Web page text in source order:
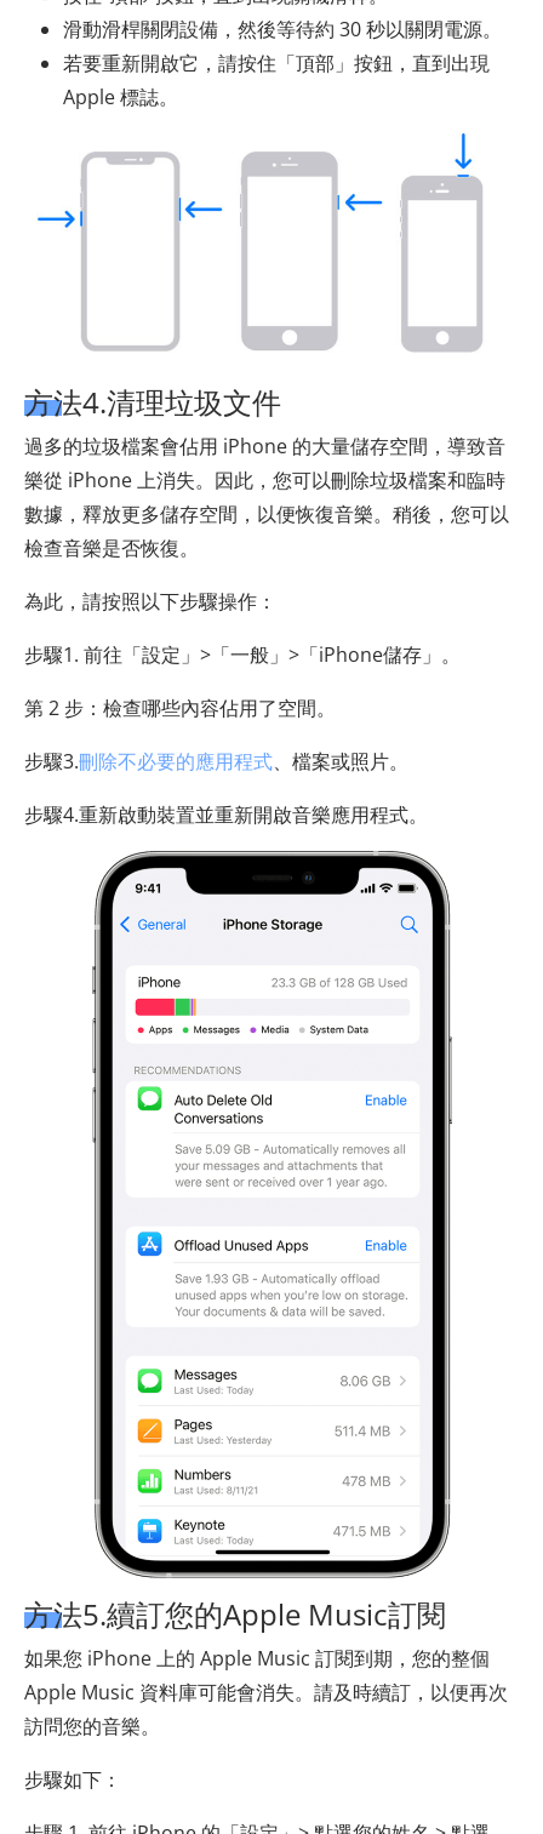
滑動滑桿關閉設備，然後等待約 30 秒以關閉電源。
若要重新開啟它，請按住「頂部」按鈕，直到出現
Apple 標誌。
方法4.清理垃圾文件
過多的垃圾檔案會佔用 iPhone 的大量儲存空間，導致音
樂從 iPhone 上消失。因此，您可以刪除垃圾檔案和臨時
數據，釋放更多儲存空間，以便恢復音樂。稍後，您可以
檢查音樂是否恢復。
為此，請按照以下步驟操作：
步驟1. 前往「設定」>「一般」>「iPhone儲存」。
第 2 步：檢查哪些內容佔用了空間。
步驟3.刪除不必要的應用程式、檔案或照片。
步驟4.重新啟動裝置並重新開啟音樂應用程式。
方法5.續訂您的Apple Music訂閱
如果您 iPhone 上的 Apple Music 訂閱到期，您的整個
Apple Music 資料庫可能會消失。請及時續訂，以便再次
訪問您的音樂。
步驟如下：